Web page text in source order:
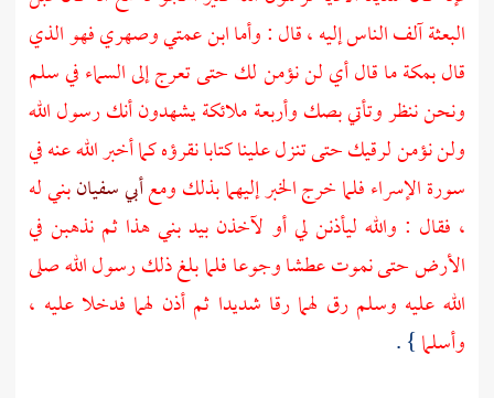
البعثة آلف الناس إليه ، قال : وأما ابن عمتي وصهري فهو الذي
قالبمكةما قال أي لن نؤمن لك حتى تعرج إلى السماء في سلم
ونحن ننظر وتأتي بصك وأربعة ملائكة يشهدون أنك رسول الله
ولن نؤمن لرقيك حتى تنزل علينا كتابا نقرؤه كما أخبر الله عنه في
سورة الإسراء فلما خرج الخبر إليهما بذلك ومعأبي سفيانبني له
، فقال : والله ليأذنن لي أو لآخذن بيد بني هذا ثم نذهبن في
الأرض حتى نموت عطشا وجوعا فلما بلغ ذلك رسول الله صلى
الله عليه وسلم رق لهما رقا شديدا ثم أذن لهما فدخلا عليه ،
وأسلما} .